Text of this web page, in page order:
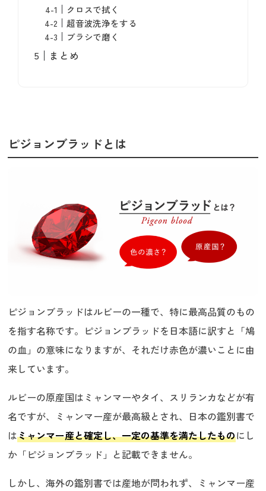
クロスで拭く
超音波洗浄をする
ブラシで磨く
まとめ
ピジョンブラッドとは
ピジョンブラッドはルビーの一種で、特に最高品質のもの
を指す名称です。ピジョンブラッドを日本語に訳すと「鳩
の血」の意味になりますが、それだけ赤色が濃いことに由
来しています。
ルビーの原産国はミャンマーやタイ、スリランカなどが有
名ですが、ミャンマー産が最高級とされ、日本の鑑別書で
はミャンマー産と確定し、一定の基準を満たしたものにし
か「ピジョンブラッド」と記載できません。
しかし、海外の鑑別書では産地が問われず、ミャンマー産